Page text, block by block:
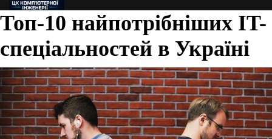
Топ-10 найпотрібніших IT-
спеціальностей в Україні